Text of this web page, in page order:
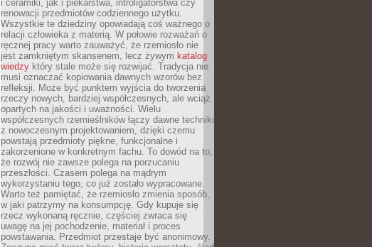
i ceramiki, jak i piekarstwa, introligatorstwa czy
renowacji przedmiotów codziennego użytku.
Wszystkie te dziedziny opowiadają coś ważnego o
relacji człowieka z materią. W połowie rozważań o
ręcznej pracy warto zauważyć, że rzemiosło nie
jest zamkniętym skansenem, lecz żywym katalog
wiedzy który stale może się rozwijać. Tradycja nie
musi oznaczać kopiowania dawnych wzorów bez
refleksji. Może być punktem wyjścia do tworzenia
rzeczy nowych, bardziej współczesnych, ale wciąż
opartych na jakości i uważności. Wielu
współczesnych rzemieślników łączy dawne techniki
z nowoczesnym projektowaniem, dzięki czemu
powstają przedmioty piękne, funkcjonalne i
zakorzenione w konkretnym fachu. To dowód na to,
że rozwój nie zawsze polega na porzucaniu
przeszłości. Czasem polega na mądrym
wykorzystaniu tego, co już zostało wypracowane.
Warto też pamiętać, że rzemiosło zmienia sposób,
w jaki patrzymy na konsumpcję. Gdy kupuje się
rzecz wykonaną ręcznie, częściej zwraca się
uwagę na jej pochodzenie, materiał i proces
powstawania. Przedmiot przestaje być anonimowy.